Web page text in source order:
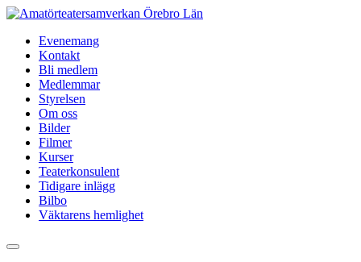
Evenemang
Kontakt
Bli medlem
Medlemmar
Styrelsen
Om oss
Bilder
Filmer
Kurser
Teaterkonsulent
Tidigare inlägg
Bilbo
Väktarens hemlighet